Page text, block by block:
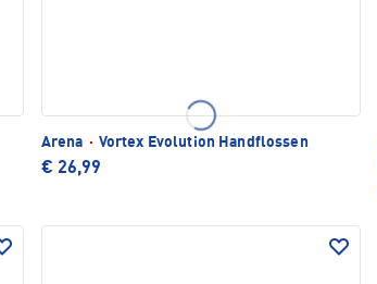
Arena · Vortex Evolution Handflossen
€ 26,99